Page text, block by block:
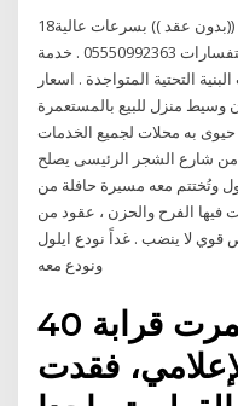
18‏‏/5‏‏/1442 بعد الهجرة تركيب انترنت منزلي ((بدون عقد )) بسرعات عالية
واسعار اقتصادية -عنا بس- للتواصل والاستفسارات 05550992363 . خدمة
التحتية المتواجدة . اسعار
وسيط منزل للبيع بالمستعمرة
متر اكثر شارع حيوى به محلات لجميع الخدمات
من شارع الشجر الرئيسى يصلح
وتُختتم معه مسيرة حافلة من
فيها الفرح والحزن ، عقود من
قوي لا ينضب . غداً نودع ايلول
ونودع معه
بعد مسيرة استمرت قرابة 40
فقدت